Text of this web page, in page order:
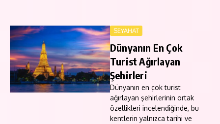
SEYAHAT
Dünyanın En Çok
Turist Ağırlayan
Şehirleri
Dünyanın en çok turist
ağırlayan şehirlerinin ortak
özellikleri incelendiğinde, bu
kentlerin yalnızca tarihi ve